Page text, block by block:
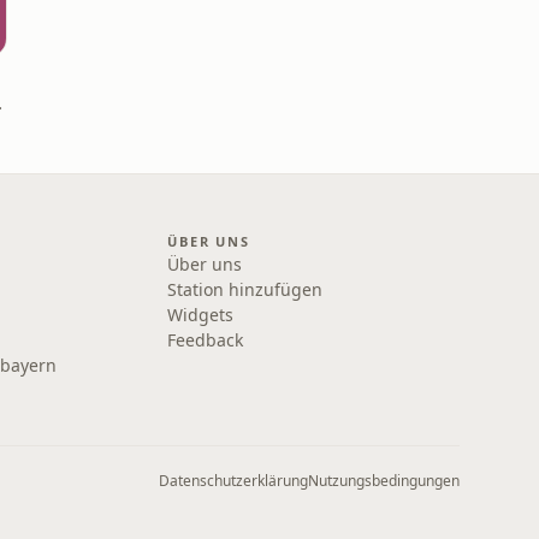
ÜBER UNS
Über uns
Station hinzufügen
Widgets
Feedback
DatenschutzerklärungNutzungsbedingungen